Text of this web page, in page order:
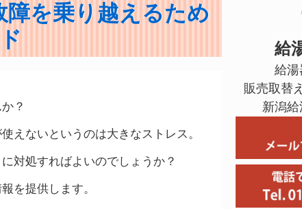
障を乗り越えるため
？
えないというのは大きなストレス。
対処すればよいのでしょうか？
を提供します。
給
給湯
販売取替
新潟